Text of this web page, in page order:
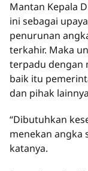
Mantan Kepala
ini sebagai
penurunan
terkahir. Maka
terpadu dengan
baik itu
dan pihak
“Dibutuhkan
menekan angka
katanya.